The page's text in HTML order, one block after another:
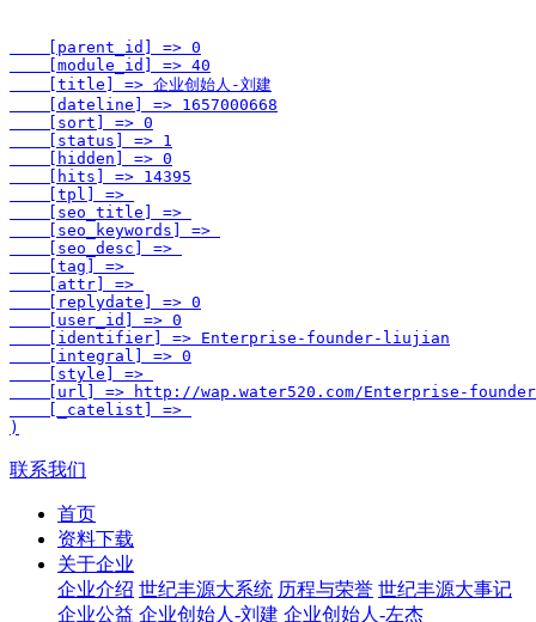
    [parent_id] => 0
    [module_id] => 40
    [title] => 企业创始人-刘建
    [dateline] => 1657000668
    [sort] => 0
    [status] => 1
    [hidden] => 0
    [hits] => 14395
    [tpl] =>
    [seo_title] =>
    [seo_keywords] =>
    [seo_desc] =>
    [tag] =>
    [attr] =>
    [replydate] => 0
    [user_id] => 0
    [identifier] => Enterprise-founder-liujian
    [integral] => 0
    [style] =>
[url] => http://wap.water520.com/Enterprise-
    [_catelist] =>
联系我们
首页
资料下载
关于企业
企业介绍 世纪丰源大系统 历程与荣誉 世纪丰源大事记
企业公益 企业创始人-刘建 企业创始人-左杰